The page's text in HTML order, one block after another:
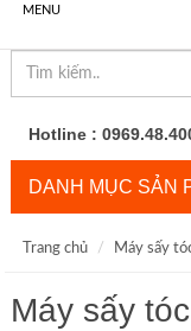
MENU
Hotline :
DANH MỤC SẢN
Trang chủ Máy sấy
Máy sấy